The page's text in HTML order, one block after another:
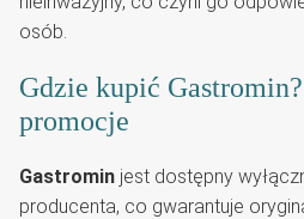
osób.
Gdzie kupić
promocje
Gastromin jest dostępny
producenta, co gwarantuje